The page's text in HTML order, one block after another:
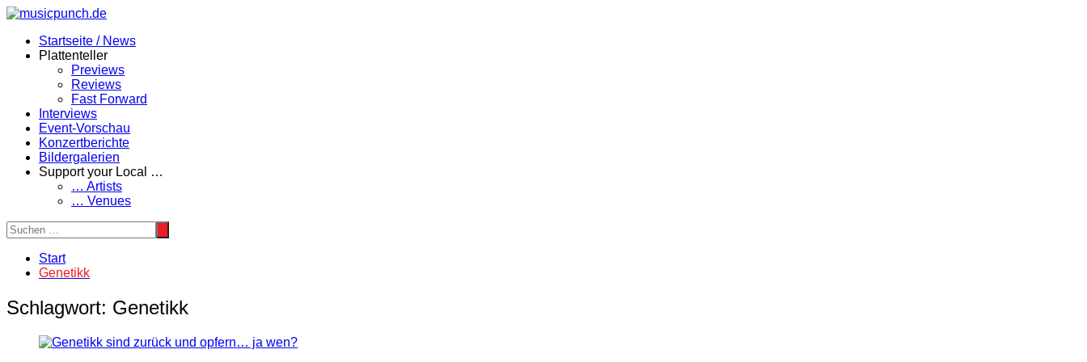
Zum
springenStartseite / News
Plattenteller
Previews
Reviews
Fast Forward
Interviews
Event-Vorschau
Konzertberichte
Bildergalerien
Support your Local …
… Artists
… Venues
Start
Genetikk
Schlagwort: Genetikk